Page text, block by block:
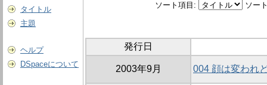
タイトル
主題
ヘルプ
DSpaceについて
ソート項目: ソー
発行日
2003年9月 004 顔は変われ